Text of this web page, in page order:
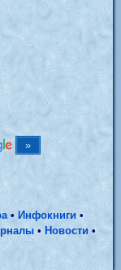
• Инфокниги •
• Новости •